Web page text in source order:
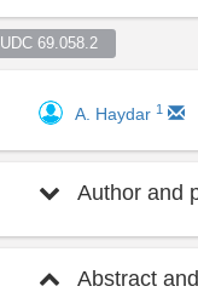
UDC 69.058.2
A. Haydar 1
Author and
Abstract